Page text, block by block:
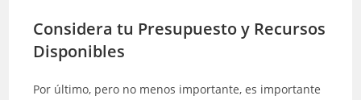
Considera tu Presupuesto y Recursos
Disponibles
Por último, pero no menos importante, es importante